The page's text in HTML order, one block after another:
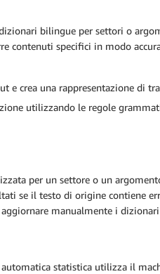
bilingue per settori o
contenuti specifici in modo
e crea una rappresentazione di
utilizzando le regole
per un settore o un
se il testo di origine contiene
manualmente i
statistica utilizza il